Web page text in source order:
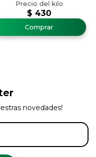
$ 430
novedades!